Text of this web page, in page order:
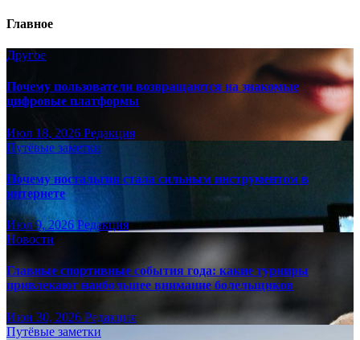
Главное
Другое
Почему пользователи возвращаются на знакомые
цифровые платформы
Июл 18, 2026 Редакция
Путёвые заметки
Почему ностальгия стала сильным инструментом в
интернете
Июл 9, 2026 Редакция
Новости
Главные спортивные события года: какие турниры
привлекают наибольшее внимание болельщиков
Июн 30, 2026 Редакция
Путёвые заметки